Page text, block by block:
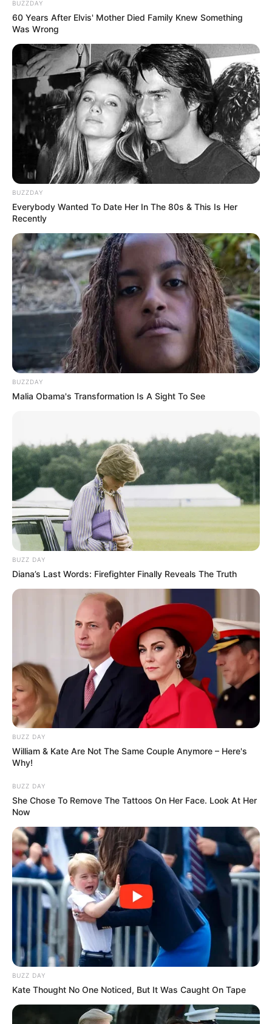
BUZZDAY
60 Years After Elvis' Mother Died Family Knew Something
Was Wrong
BUZZDAY
Everybody Wanted To Date Her In The 80s & This Is Her
Recently
BUZZDAY
Malia Obama's Transformation Is A Sight To See
BUZZ DAY
Diana’s Last Words: Firefighter Finally Reveals The Truth
BUZZ DAY
William & Kate Are Not The Same Couple Anymore – Here's
Why!
BUZZ DAY
She Chose To Remove The Tattoos On Her Face. Look At Her
Now
BUZZ DAY
Kate Thought No One Noticed, But It Was Caught On Tape